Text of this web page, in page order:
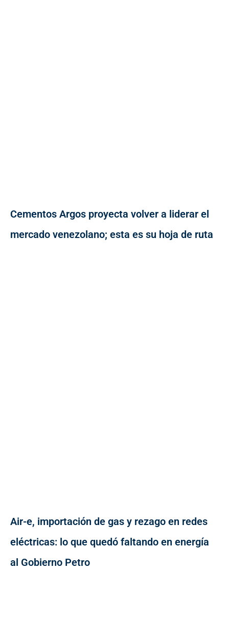
Cementos Argos proyecta volver a liderar el
mercado venezolano; esta es su hoja de ruta
Air-e, importación de gas y rezago en redes
eléctricas: lo que quedó faltando en energía
al Gobierno Petro